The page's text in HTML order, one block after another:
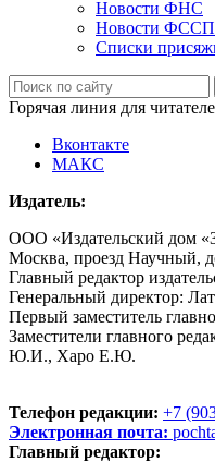
Новости ФНС
Новости ФССП
Списки
Горячая линия для
Вконтакте
МАКС
Издатель:
ООО «Издательский дом
Москва, проезд Научный,
Главный редактор
Генеральный директор:
Первый заместитель
Заместители главного
Ю.И., Харо Е.Ю.
Телефон редакции: +7
Электронная почта:
Главный редактор: